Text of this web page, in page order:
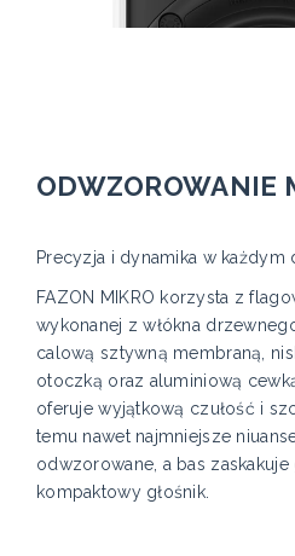
ODWZOROWANIE
Precyzja i dynamika w każdym
FAZON MIKRO korzysta z
wykonanej z włókna
calową sztywną membraną,
otoczką oraz aluminiową
oferuje wyjątkową czułość i
temu nawet najmniejsze
odwzorowane, a bas zaskakuje
kompaktowy głośnik.